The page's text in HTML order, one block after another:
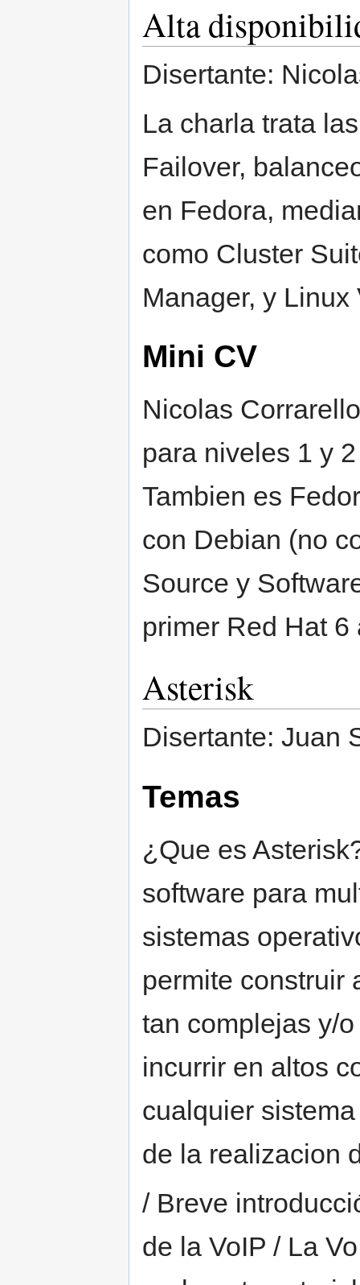
Alta
Disertante:
La charla trata
Failover,
en Fedora,
como Cluster
Manager, y Linux
Mini CV
Nicolas
para niveles 1 y
Tambien es
con Debian (no
Source y
primer Red Hat 6
Asterisk
Disertante: Juan
Temas
¿Que es
software para
sistemas
permite construir
tan complejas y/
incurrir en altos
cualquier
de la realizacion
/ Breve
de la VoIP / La